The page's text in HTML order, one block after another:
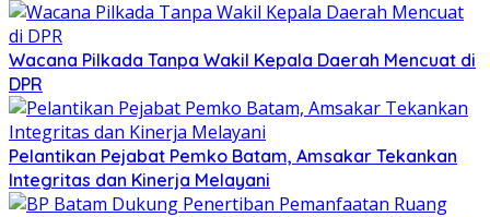
Wacana Pilkada Tanpa Wakil Kepala Daerah Mencuat di
DPR
Pelantikan Pejabat Pemko Batam, Amsakar Tekankan
Integritas dan Kinerja Melayani